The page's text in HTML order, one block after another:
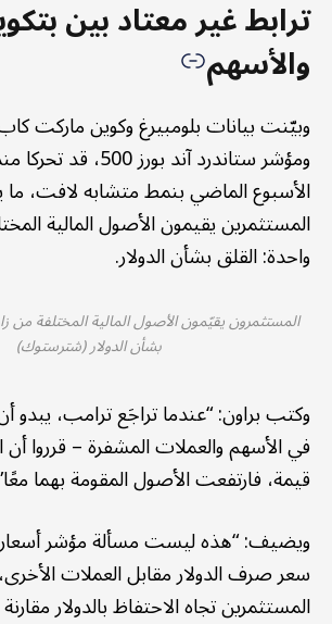
ترابط غير معتاد بين
والأسهم
وبيّنت بيانات بلومبيرغ وكوين ماركت
ومؤشر ستاندرد آند بورز
الأسبوع الماضي بنمط متشابه لافت، ما
المستثمرين يقيمون الأصول المالية
واحدة: القلق بشأن الدولار.
المستثمرون يقيّمون الأصول المالية المختلفة من
بشأن الدولار (شترستوك)
وكتب براون: “عندما تراجَع ترامب، يبدو
في الأسهم والعملات المشفرة – قرروا أن
قيمة، فارتفعت الأصول المقومة بهما
ويضيف: “هذه ليست مسألة مؤشر
سعر صرف الدولار مقابل العملات
المستثمرين تجاه الاحتفاظ بالدولار